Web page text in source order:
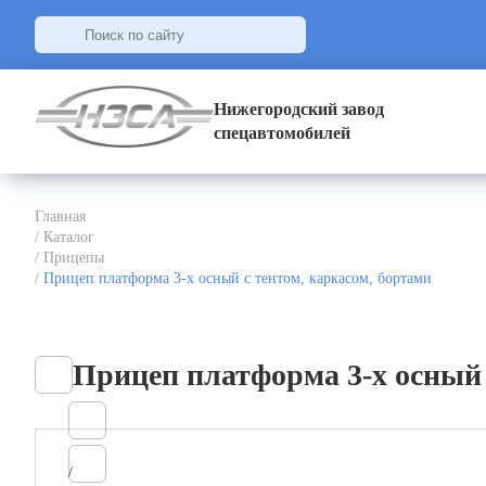
Нижегородский завод
спецавтомобилей
Главная
/ Каталог
/ Прицепы
/ Прицеп платформа 3-х осный с тентом, каркасом, бортами
Прицеп платформа 3-х осный
/